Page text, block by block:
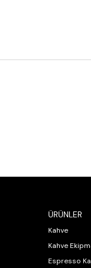
ÜRÜNLER
Kahve
Kahve
Espresso